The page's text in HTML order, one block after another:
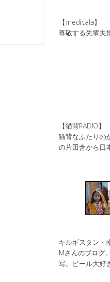
【medicala】
尊敬する先輩夫
【猫背RADIO】
猫背なふたりの
の片田舎から日
キルギスタン・
Mさんのブログ
写。ビール大好